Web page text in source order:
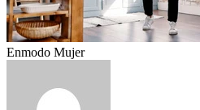
Enmodo Mujer